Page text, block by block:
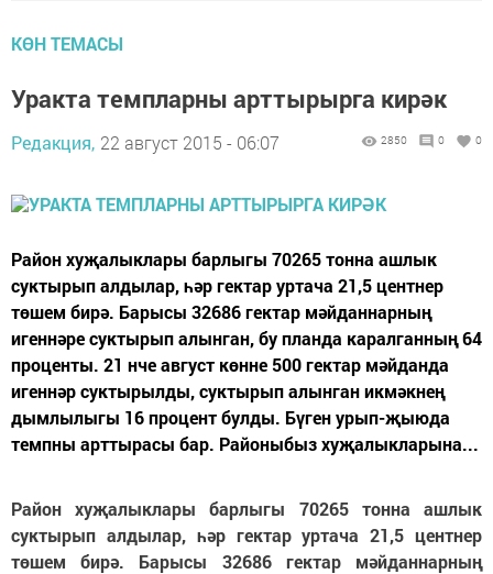
КӨН ТЕМАСЫ
Уракта темпларны арттырырга кирәк
Редакция, 22 август 2015 - 06:07 2850 0 0
Район хуҗалыклары барлыгы 70265 тонна ашлык
суктырып алдылар, һәр гектар уртача 21,5 центнер
төшем бирә. Барысы 32686 гектар мәйданнарның
игеннәре суктырып алынган, бу планда каралганның 64
проценты. 21 нче август көнне 500 гектар мәйданда
игеннәр суктырылды, суктырып алынган икмәкнең
дымлылыгы 16 процент булды. Бүген урып-җыюда
темпны арттырасы бар. Районыбыз хуҗалыкларына...
Район хуҗалыклары барлыгы 70265 тонна ашлык
суктырып алдылар, һәр гектар уртача 21,5 центнер
төшем бирә. Барысы 32686 гектар мәйданнарның